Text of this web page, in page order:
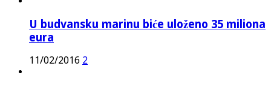
U budvansku marinu biće uloženo 35 miliona
eura
11/02/2016 2